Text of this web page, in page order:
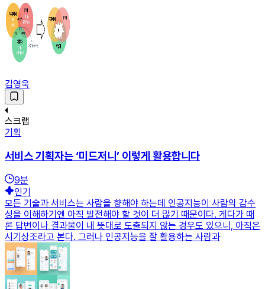
김영욱
스크랩
기획
서비스 기획자는 ‘미드저니’ 이렇게 활용합니다
9분
인기
모든 기술과 서비스는 사람을 향해야 하는데 인공지능이 사람의 감수
성을 이해하기엔 아직 발전해야 할 것이 더 많기 때문이다. 게다가 때
론 답변이나 결과물이 내 뜻대로 도출되지 않는 경우도 있으니, 아직은
시기상조라고 본다. 그러나 인공지능을 잘 활용하는 사람과